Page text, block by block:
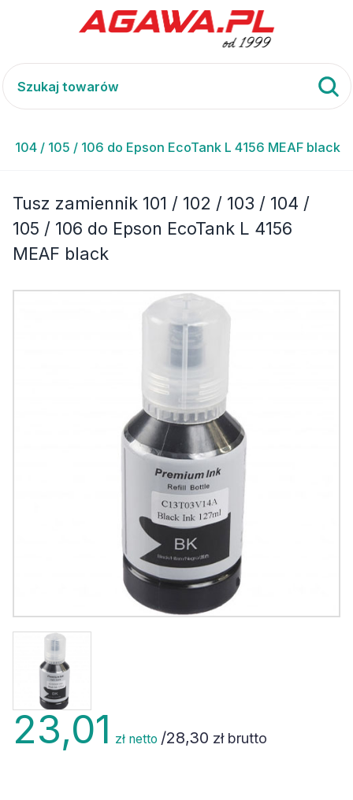
/ 104 / 105 / 106 do Epson EcoTank L 4156 MEAF black
Tusz zamiennik 101 / 102 / 103 / 104 /
105 / 106 do Epson EcoTank L 4156
MEAF black
23,01 zł netto /28,30 zł brutto